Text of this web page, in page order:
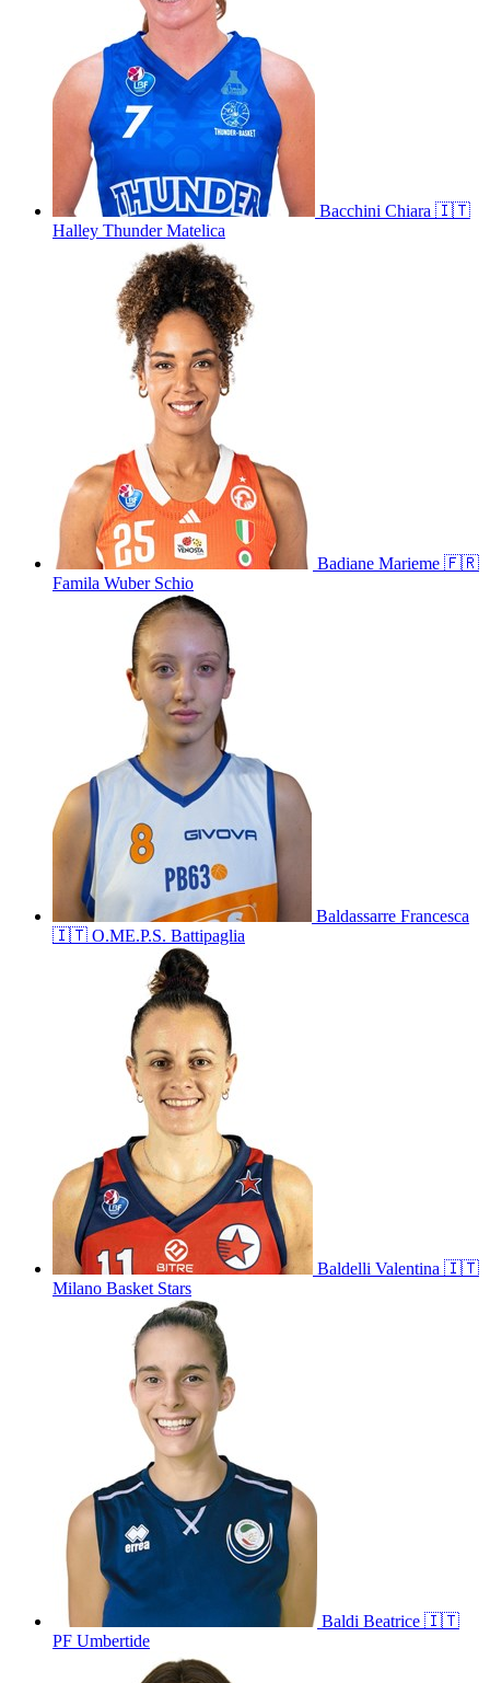
Bacchini Chiara 🇮🇹
Halley Thunder Matelica
Badiane Marieme 🇫🇷
Famila Wuber Schio
Baldassarre Francesca
🇮🇹 O.ME.P.S. Battipaglia
Baldelli Valentina 🇮🇹
Milano Basket Stars
Baldi Beatrice 🇮🇹
PF Umbertide